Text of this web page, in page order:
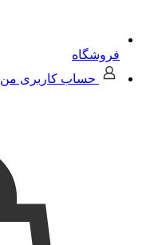
فروشگاه
حساب کاربری من